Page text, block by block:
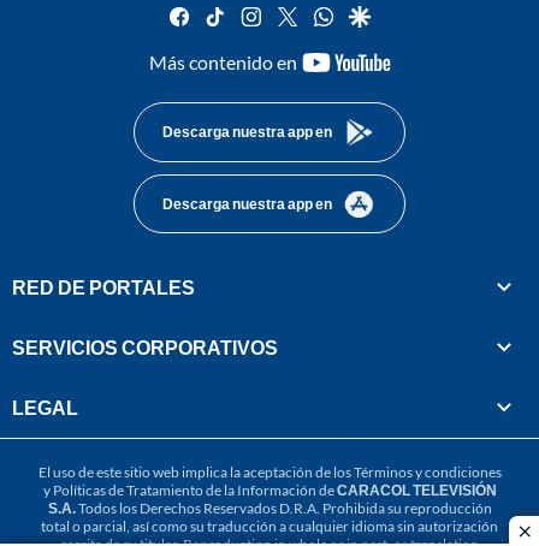
facebook
tiktok instagram
twitterwhatsapp
google
Más contenido en
youtube-
Descarga nuestra app en
Descarga nuestra app en
RED DE PORTALES
SERVICIOS CORPORATIVOS
LEGAL
El uso de este sitio web implica la aceptación de losTérminos y condiciones
y Políticas de Tratamiento de la Información deCARACOL TELEVISIÓN
S.A.Todos los Derechos Reservados D.R.A. Prohibida su reproducción
total o parcial, así como su traducción a cualquier idioma sin autorización